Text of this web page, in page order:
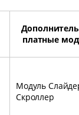
платные
Модуль
Скроллер